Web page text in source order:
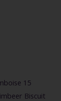
15
Biscuit